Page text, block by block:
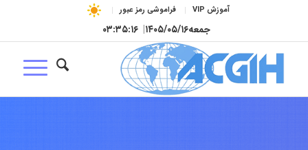
آموزش VIP فراموشی رمز عبور
جمعه۱۴۰۵/۰۵/۱۶| ۰۳:۳۵:۱۷